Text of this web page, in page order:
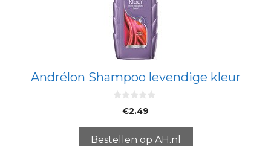
Andrélon Shampoo levendige kleur
5
€2.49
Bestellen op AH.nl